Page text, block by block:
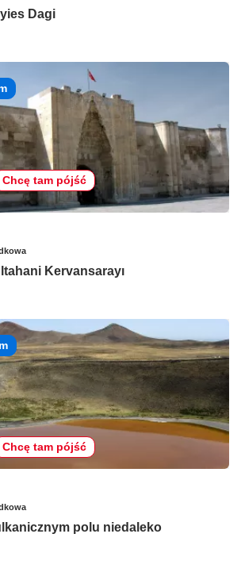
Dagi
Chcę tam pójść
Kervansarayı
Chcę tam pójść
polu niedaleko